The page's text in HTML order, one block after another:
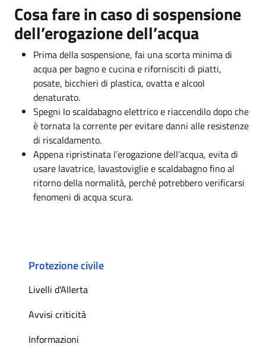
Cosa fare in caso di sospensione
dell’erogazione dell’acqua
Prima della sospensione, fai una scorta minima di
acqua per bagno e cucina e rifornisciti di piatti,
posate, bicchieri di plastica, ovatta e alcool
denaturato.
Spegni lo scaldabagno elettrico e riaccendilo dopo che
è tornata la corrente per evitare danni alle resistenze
di riscaldamento.
Appena ripristinata l’erogazione dell’acqua, evita di
usare lavatrice, lavastoviglie e scaldabagno fino al
ritorno della normalità, perché potrebbero verificarsi
fenomeni di acqua scura.
Protezione civile
Livelli d'Allerta
Avvisi criticità
Informazioni